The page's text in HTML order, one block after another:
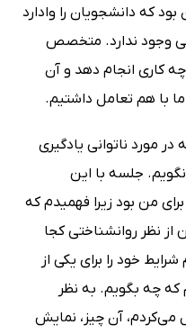
که دانشجویان را وادارد
وجود ندارد. متخصص
کاری انجام دهد و آن
با هم تعامل داشتیم.
مورد ناتوانی یادگیری
جلسه با این
من بود زیرا فهمیدم که
نظر روانشناختی کجا
خود را برای یکی از
چه بگویم. به نظر
می‌کردم، آن چیز، نمایش